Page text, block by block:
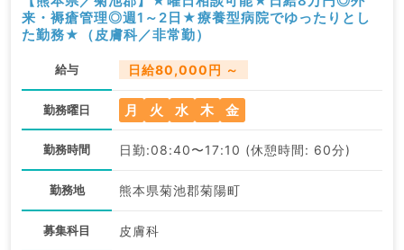
来・褥瘡管理◎週1～2日★療養型病院でゆったりとし
た勤務★（皮膚科／非常勤）
給与 日給80,000円 ～
勤務曜日 月 火 水 木 金
勤務時間 日勤:08:40〜17:10 (休憩時間: 60分)
勤務地 熊本県菊池郡菊陽町
募集科目 皮膚科